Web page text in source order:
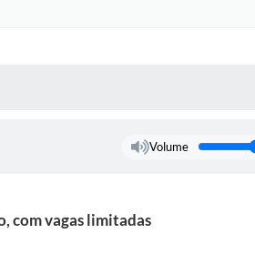
Volume
com vagas limitadas